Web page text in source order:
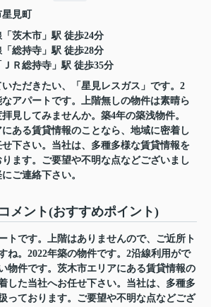
星見町
「 茨木市 」駅 徒歩24分
「 総持寺 」駅 徒歩28分
ＪＲ総持寺 」駅 徒歩35分
ただきたい、「星見レスガス」です。2
アパートです。上階無しの物件は素晴ら
見してみませんか。築4年の築浅物件。
ある賃貸情報のことなら、地域に密着し
下さい。当社は、多種多様な賃貸情報を
ます。ご要望や不明な点などございまし
ご連絡下さい。
メント(おすすめポイント)
トです。上階はありませんので、ご近所ト
ね。2022年築の物件です。2沿線利用がで
物件です。茨木市エリアにある賃貸情報の
した当社へお任せ下さい。当社は、多種多
っております。ご要望や不明な点などござ